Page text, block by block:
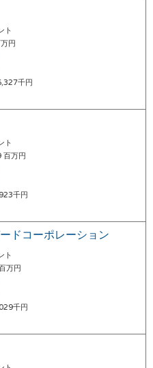
ト
円
千円
ト
万円
千円
ドコーポレーション
ト
万円
千円